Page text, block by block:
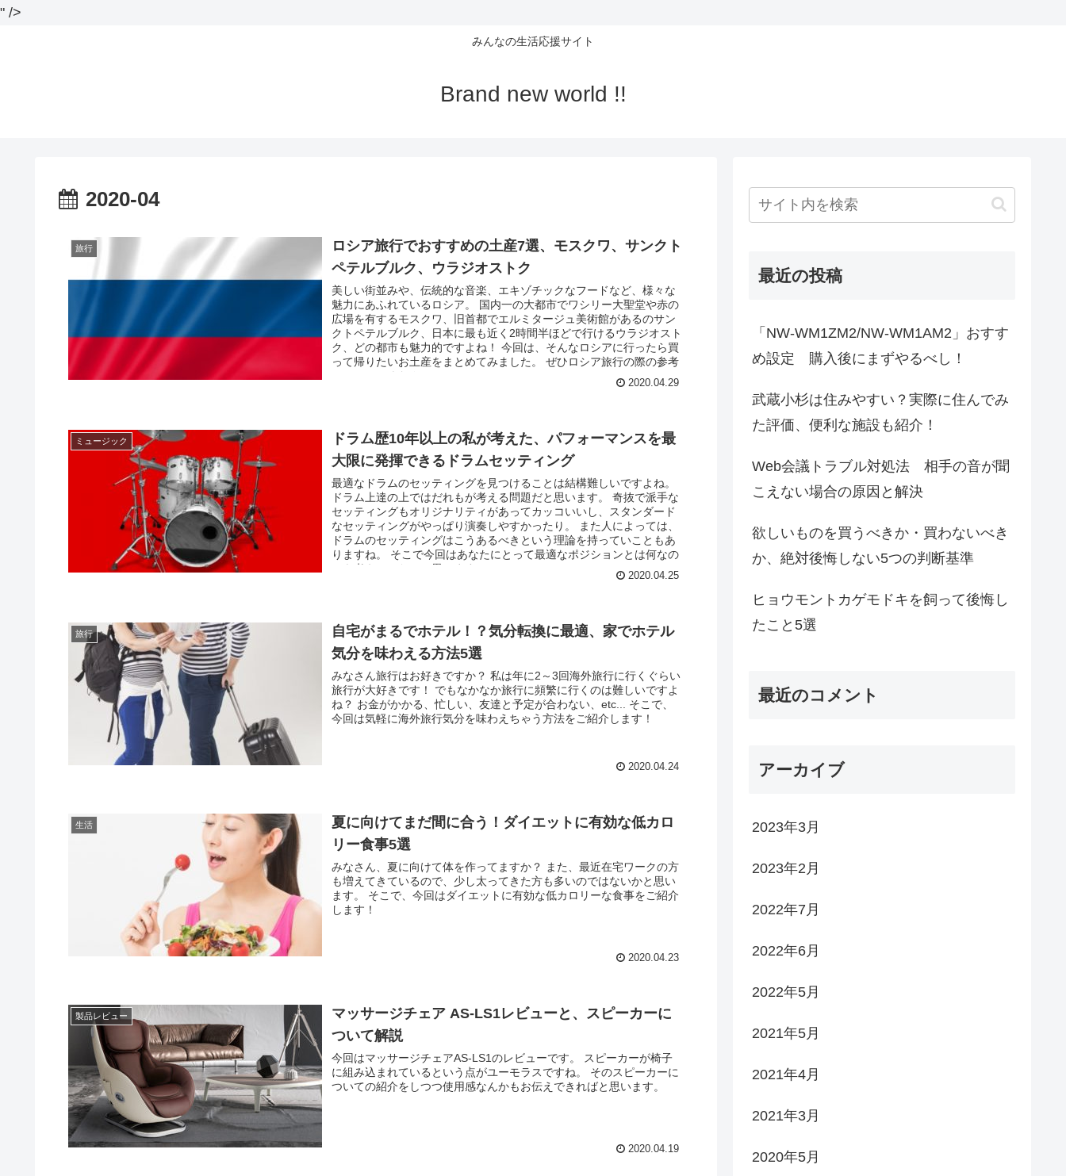
" />
みんなの生活応援サイト
Brand new world !!
2020-04
旅行
ロシア旅行でおすすめの土産7選、モスクワ、サンクト
ペテルブルク、ウラジオストク
美しい街並みや、伝統的な音楽、エキゾチックなフードなど、様々な
魅力にあふれているロシア。 国内一の大都市でワシリー大聖堂や赤の
広場を有するモスクワ、旧首都でエルミタージュ美術館があるのサン
クトペテルブルク、日本に最も近く2時間半ほどで行けるウラジオスト
ク、どの都市も魅力的ですよね！ 今回は、そんなロシアに行ったら買
って帰りたいお土産をまとめてみました。 ぜひロシア旅行の際の参考
にしてみてください！
2020.04.29
ミュージック
ドラム歴10年以上の私が考えた、パフォーマンスを最
大限に発揮できるドラムセッティング
最適なドラムのセッティングを見つけることは結構難しいですよね。
ドラム上達の上ではだれもが考える問題だと思います。 奇抜で派手な
セッティングもオリジナリティがあってカッコいいし、スタンダード
なセッティングがやっぱり演奏しやすかったり。 また人によっては、
ドラムのセッティングはこうあるべきという理論を持っていこともあ
りますね。 そこで今回はあなたにとって最適なポジションとは何なの
かを考えてみたいと思います。
2020.04.25
旅行
自宅がまるでホテル！？気分転換に最適、家でホテル
気分を味わえる方法5選
みなさん旅行はお好きですか？ 私は年に2～3回海外旅行に行くぐらい
旅行が大好きです！ でもなかなか旅行に頻繁に行くのは難しいですよ
ね？ お金がかかる、忙しい、友達と予定が合わない、etc... そこで、
今回は気軽に海外旅行気分を味わえちゃう方法をご紹介します！
2020.04.24
生活
夏に向けてまだ間に合う！ダイエットに有効な低カロ
リー食事5選
みなさん、夏に向けて体を作ってますか？ また、最近在宅ワークの方
も増えてきているので、少し太ってきた方も多いのではないかと思い
ます。 そこで、今回はダイエットに有効な低カロリーな食事をご紹介
します！
2020.04.23
製品レビュー
マッサージチェア AS-LS1レビューと、スピーカーに
ついて解説
今回はマッサージチェアAS-LS1のレビューです。 スピーカーが椅子
に組み込まれているという点がユーモラスですね。 そのスピーカーに
ついての紹介をしつつ使用感なんかもお伝えできればと思います。
2020.04.19
最近の投稿
「NW-WM1ZM2/NW-WM1AM2」おすす
め設定 購入後にまずやるべし！
武蔵小杉は住みやすい？実際に住んでみ
た評価、便利な施設も紹介！
Web会議トラブル対処法 相手の音が聞
こえない場合の原因と解決
欲しいものを買うべきか・買わないべき
か、絶対後悔しない5つの判断基準
ヒョウモントカゲモドキを飼って後悔し
たこと5選
最近のコメント
アーカイブ
2023年3月
2023年2月
2022年7月
2022年6月
2022年5月
2021年5月
2021年4月
2021年3月
2020年5月